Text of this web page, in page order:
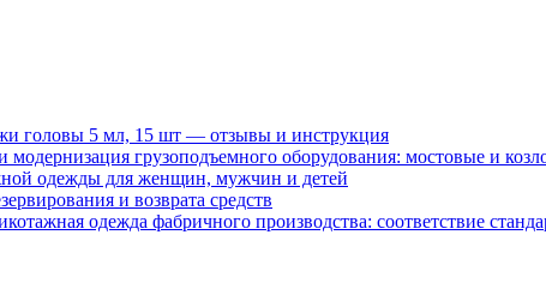
головы 5 мл, 15 шт — отзывы и инструкция
модернизация грузоподъемного оборудования: мостовые и
одежды для женщин, мужчин и детей
и возврата средств
одежда фабричного производства: соответствие